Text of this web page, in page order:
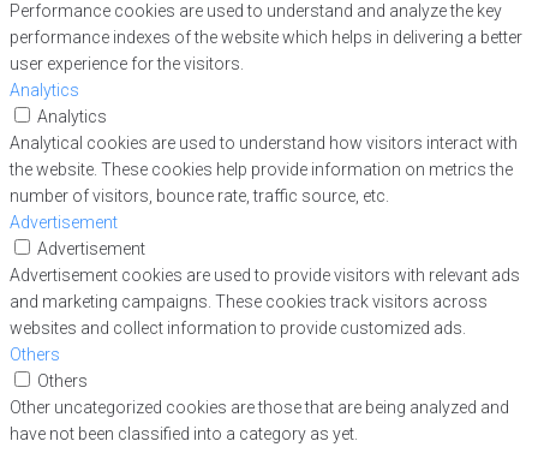
Performance cookies are used to understand and analyze the key
performance indexes of the website which helps in delivering a better
user experience for the visitors.
Analytics
Analytics
Analytical cookies are used to understand how visitors interact with
the website. These cookies help provide information on metrics the
number of visitors, bounce rate, traffic source, etc.
Advertisement
Advertisement
Advertisement cookies are used to provide visitors with relevant ads
and marketing campaigns. These cookies track visitors across
websites and collect information to provide customized ads.
Others
Others
Other uncategorized cookies are those that are being analyzed and
have not been classified into a category as yet.